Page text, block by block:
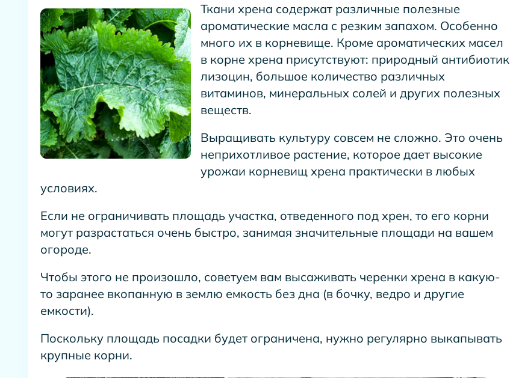
Ткани хрена содержат различные полезные
ароматические масла с резким запахом. Особенно
много их в корневище. Кроме ароматических масел
в корне хрена присутствуют: природный антибиотик
лизоцин, большое количество различных
витаминов, минеральных солей и других полезных
веществ.
Выращивать культуру совсем не сложно. Это очень
неприхотливое растение, которое дает высокие
урожаи корневищ хрена практически в любых
условиях.
Если не ограничивать площадь участка, отведенного под хрен, то его корни
могут разрастаться очень быстро, занимая значительные площади на вашем
огороде.
Чтобы этого не произошло, советуем вам высаживать черенки хрена в какую-
то заранее вкопанную в землю емкость без дна (в бочку, ведро и другие
емкости).
Поскольку площадь посадки будет ограничена, нужно регулярно выкапывать
крупные корни.